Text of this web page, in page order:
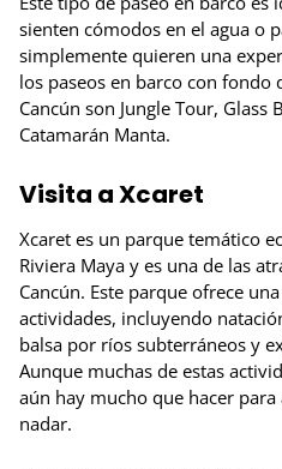
sienten cómodos en el agua o
simplemente quieren una
los paseos en barco con fondo
Cancún son Jungle Tour, Glass
Catamarán Manta.
Visita a Xcaret
Xcaret es un parque temático
Riviera Maya y es una de las
Cancún. Este parque ofrece
actividades, incluyendo
balsa por ríos subterráneos y
Aunque muchas de estas
aún hay mucho que hacer
nadar.